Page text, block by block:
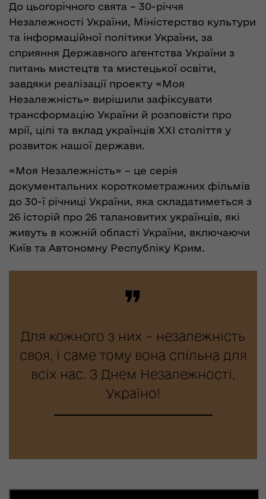
До цьогорічного свята – 30-річчя
Незалежності України, Міністерство культури
та інформаційної політики України, за
сприяння Державного агентства України з
питань мистецтв та мистецької освіти,
завдяки реалізації проекту «Моя
Незалежність» вирішили зафіксувати
трансформацію України й розповісти про
мрії, цілі та вклад українців XXI століття у
розвиток нашої держави.
«Моя Незалежність» – це серія
документальних короткометражних фільмів
до 30-ї річниці України, яка складатиметься з
26 історій про 26 талановитих українців, які
живуть в кожній області України, включаючи
Київ та Автономну Pеспубліку Крим.
❞
Для кожного з них – незалежність
своя, і саме тому вона спільна для
всіх нас. З Днем Незалежності,
Україно!